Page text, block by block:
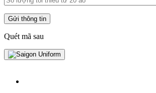
Quét mã sau